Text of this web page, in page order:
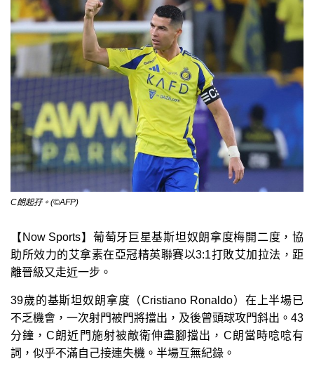
C朗起孖。(©AFP)
【Now Sports】葡萄牙巨星基斯坦奴朗拿度梅開二度，協
助所效力的艾拿素在亞冠精英聯賽以3:1打敗艾加拉法，距
離晉級又走近一步。
39歲的基斯坦奴朗拿度（Cristiano Ronaldo）在上半場已
不乏機會，一次射門被門將擋出，及後曾頭球攻門斜出。43
分鐘，C朗近門施射被敵衛伸盡腳擋出，C朗當時唸唸有
詞，似乎不滿自己接連失機。半場互無紀錄。